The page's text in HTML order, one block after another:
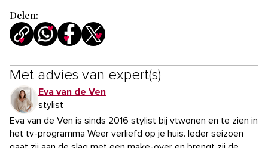
Delen:
Met advies van expert(s)
Eva van de Ven
stylist
Eva van de Ven is sinds 2016 stylist bij vtwonen en te zien in
het tv-programma Weer verliefd op je huis. Ieder seizoen